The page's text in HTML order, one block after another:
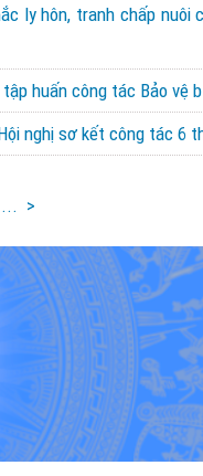
ly hôn, tranh chấp
huấn công tác Bảo vệ
nghị sơ kết công tác 6
... >